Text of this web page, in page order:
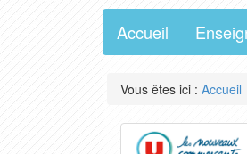
Accueil
Vous êtes ici : Accueil